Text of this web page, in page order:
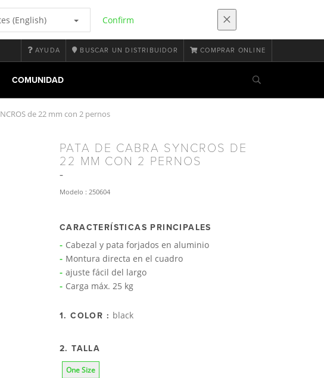
(English) Confirm
AYUDA BUSCAR UN DISTRIBUIDOR COMPRAR ONLINE
COMUNIDAD
de 22 mm con 2 pernos
PATA DE CABRA SYNCROS DE
22 MM CON 2 PERNOS
Modelo : 250604
CARACTERÍSTICAS PRINCIPALES
Cabezal y pata forjados en aluminio
Montura directa en el cuadro
ajuste fácil del largo
Carga máx. 25 kg
1. COLOR : black
2. TALLA
One Size